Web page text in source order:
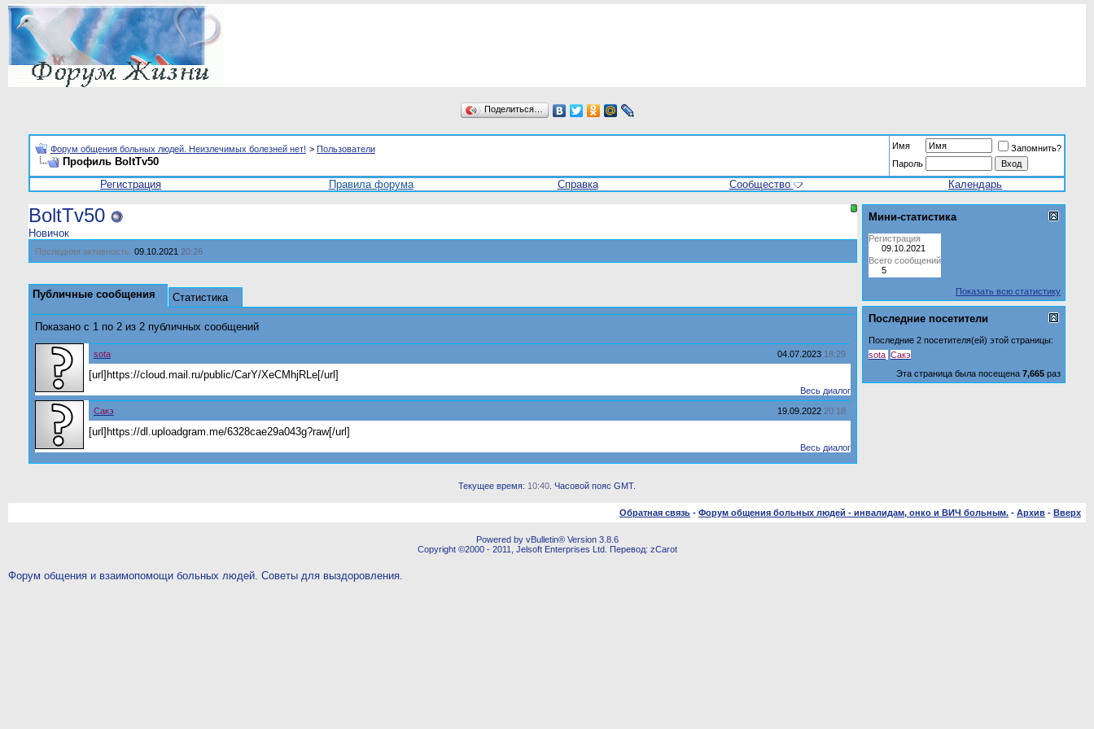
Поделиться…
Форум общения больных людей. Неизлечимых болезней нет! > Пользователи
Профиль BoltTv50
Имя
Запомнить?
Пароль
Регистрация Правила форума Справка Сообщество Календарь
BoltTv50
Новичок
Последняя активность: 09.10.2021 20:26
Публичные сообщения Статистика
Показано с 1 по 2 из 2 публичных сообщений
04.07.2023 18:29
sota
[url]https://cloud.mail.ru/public/CarY/XeCMhjRLe[/url]
Весь диалог
19.09.2022 20:18
Сакэ
[url]https://dl.uploadgram.me/6328cae29a043g?raw[/url]
Весь диалог
Мини-статистика
Регистрация
09.10.2021
Всего сообщений
5
Показать всю статистику
Последние посетители
Последние 2 посетителя(ей) этой страницы:
sota Сакэ
Эта страница была посещена 7,665 раз
Текущее время: 10:40 . Часовой пояс GMT.
Обратная связь - Форум общения больных людей - инвалидам, онко и ВИЧ больным. - Архив - Вверх
Powered by vBulletin® Version 3.8.6
Copyright ©2000 - 2011, Jelsoft Enterprises Ltd. Перевод: zCarot
Форум общения и взаимопомощи больных людей. Советы для выздоровления.